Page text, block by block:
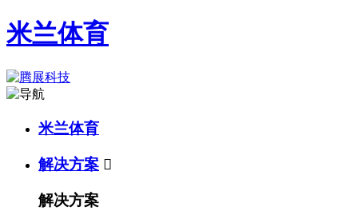
米兰体育
米兰体育
解决方案 
解决方案